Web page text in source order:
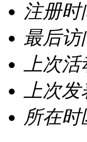
注册时
最后访
上次
上次
所在时